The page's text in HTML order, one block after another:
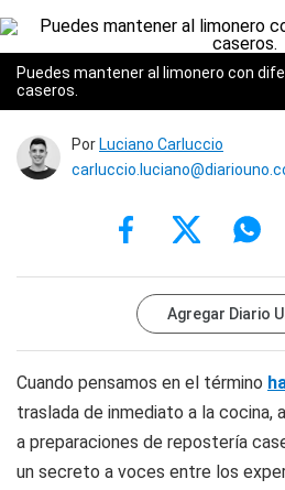
Puedes mantener al limonero con
caseros.
Por Luciano Carluccio
Agregar Diario
Cuando pensamos en el término
traslada de inmediato a la cocina,
a preparaciones de repostería
un secreto a voces entre los